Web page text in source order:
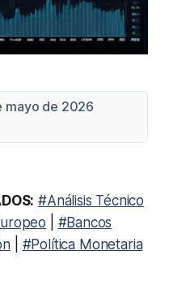
mayo de 2026
#Análisis Técnico
#Bancos
#Política Monetaria